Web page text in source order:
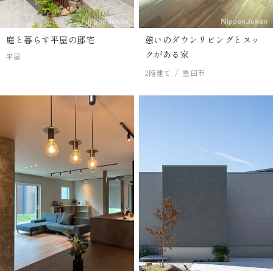
庭と暮らす平屋の邸宅
平屋
憩いのダウンリビングとヌッ
クがある家
2階建て 豊田市